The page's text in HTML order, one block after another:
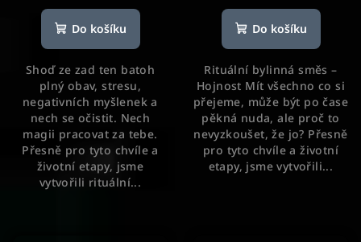
Do košíku
Shoď ze zad ten batoh
plný obav, stresu,
negativních myšlenek a
nech se očistit. Nech
magii pracovat za tebe.
Přesně pro tyto chvíle a
životní etapy, jsme
vytvořili rituální...
hodnocení
produktu
z
5
hvězdiček.
Do košíku
Rituální bylinná směs –
Hojnost Mít všechno co si
přejeme, může být po čase
pěkná nuda, ale proč to
nevyzkoušet, že jo? Přesně
pro tyto chvíle a životní
etapy, jsme vytvořili...